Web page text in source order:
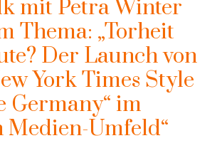
mit Petra Winter
Thema: „Torheit
Der Launch von
York Times Style
Germany“ im
Medien-Umfeld“